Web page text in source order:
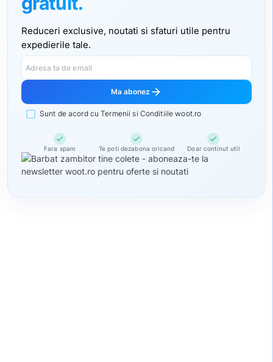
Reduceri exclusive, noutati si sfaturi utile pentru
expedierile tale.
Adresa ta de email
Ma abonez arrow_forward
Sunt de acord cu Termenii si Conditiile woot.ro
check
Fara spam
check
Te poti dezabona oricand
check
Doar continut util